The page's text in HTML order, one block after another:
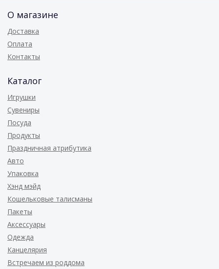
О магазине
Доставка
Оплата
Контакты
Каталог
Игрушки
Сувениры
Посуда
Продукты
Праздничная атрибутика
Авто
Упаковка
Хэнд мэйд
Кошельковые талисманы
Пакеты
Аксессуары
Одежда
Канцелярия
Встречаем из роддома